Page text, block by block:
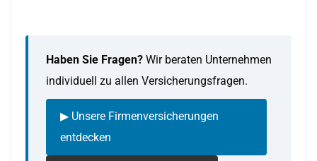
Haben Sie Fragen? Wir beraten Unternehmen
individuell zu allen Versicherungsfragen.
▶ Unsere Firmenversicherungen
entdecken